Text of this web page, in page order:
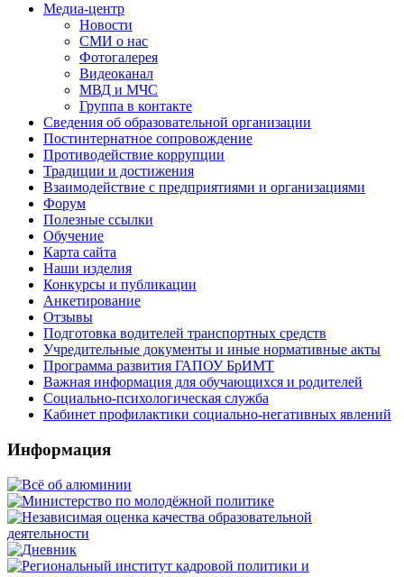
Медиа-центр
Новости
СМИ о нас
Фотогалерея
Видеоканал
МВД и МЧС
Группа в контакте
Сведения об образовательной организации
Постинтернатное сопровождение
Противодействие коррупции
Традиции и достижения
Взаимодействие с предприятиями и организациями
Форум
Полезные ссылки
Обучение
Карта сайта
Наши изделия
Конкурсы и публикации
Анкетирование
Отзывы
Подготовка водителей транспортных средств
Учредительные документы и иные нормативные акты
Программа развития ГАПОУ БрИМТ
Важная информация для обучающихся и родителей
Социально-психологическая служба
Кабинет профилактики социально-негативных явлений
Информация